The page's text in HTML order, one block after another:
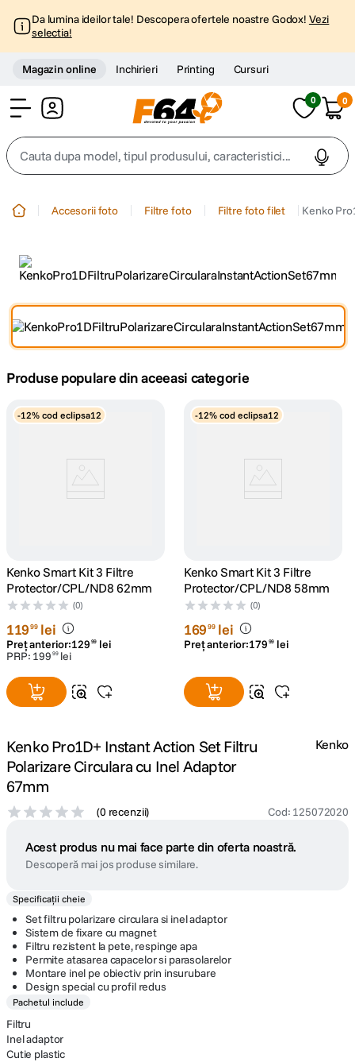
Da lumina ideilor tale! Descopera ofertele noastre Godox! Vezi
selectia!
Magazin online Inchirieri Printing Cursuri
0 0
Cauta dupa model, tipul produsului, caracteristici...
2. trepied
4. peak design
canon sx740 hs
lavaliera
ulanzi
godox
10. nou
Accesorii foto Filtre foto Filtre foto filet Kenko
Produse populare din aceeasi categorie
-12% cod eclipsa12
Kenko Smart Kit 3 Filtre
Protector/CPL/ND8 62mm
(0)
11999 lei
Preț anterior:129 99 lei
PRP: 199 99 lei
-12% cod eclipsa12
Kenko Smart Kit 3 Filtre
Protector/CPL/ND8 58mm
(0)
16999 lei
Preț anterior:179 99 lei
Kenko Pro1D+ Instant Action Set Filtru
Polarizare Circulara cu Inel Adaptor
67mm
(0 recenzii) Cod: 125072020
Kenko
Acest produs nu mai face parte din oferta noastră.
Descoperă mai jos produse similare.
Specificații cheie
Set filtru polarizare circulara si inel adaptor
Sistem de fixare cu magnet
Filtru rezistent la pete, respinge apa
Permite atasarea capacelor si parasolarelor
Montare inel pe obiectiv prin insurubare
Design special cu profil redus
Pachetul include
Filtru
Inel adaptor
Cutie plastic